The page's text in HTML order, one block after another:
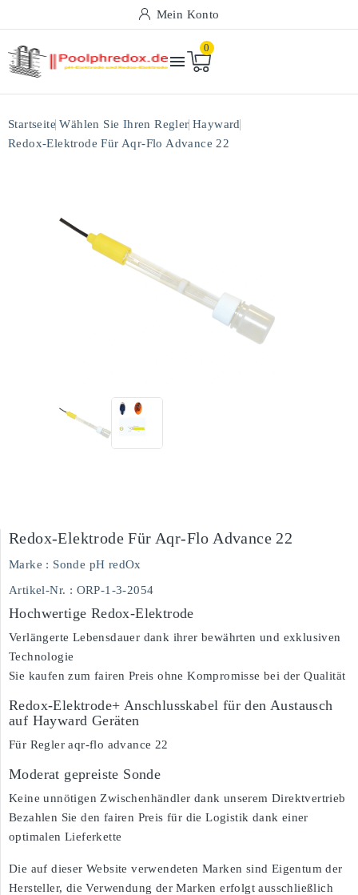
Mein Konto

0
Startseite Wählen Sie Ihren Regler Hayward
Redox-Elektrode Für Aqr-Flo Advance 22
Redox-Elektrode Für Aqr-Flo Advance 22
Marke : Sonde pH redOx
Artikel-Nr. : ORP-1-3-2054
Hochwertige Redox-Elektrode
Verlängerte Lebensdauer dank ihrer bewährten und exklusiven
Technologie
Sie kaufen zum fairen Preis ohne Kompromisse bei der Qualität
Redox-Elektrode+ Anschlusskabel für den Austausch
auf Hayward Geräten
Für Regler aqr-flo advance 22
Moderat gepreiste Sonde
Keine unnötigen Zwischenhändler dank unserem Direktvertrieb
Bezahlen Sie den fairen Preis für die Logistik dank einer
optimalen Lieferkette
Die auf dieser Website verwendeten Marken sind Eigentum der
Hersteller, die Verwendung der Marken erfolgt ausschließlich